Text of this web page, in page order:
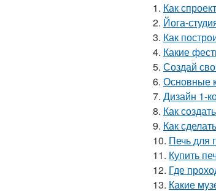
1. Как
2. Йога-
3. Как
4. Какие
5. Создай
6. Основные
7. Дизайн 1-
8. Как
9. Как
10. Печь для
11. Купить
12. Где
13. Какие